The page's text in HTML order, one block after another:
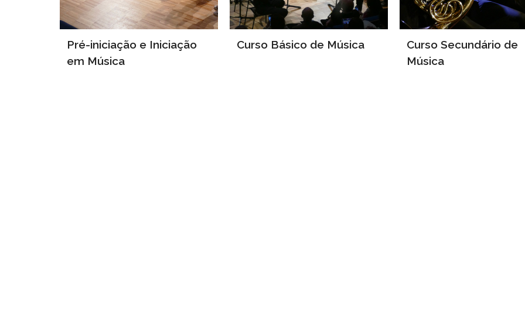
Pré-iniciação e Iniciação
em Música
Curso Básico de Música
Curso Secundário de
Música